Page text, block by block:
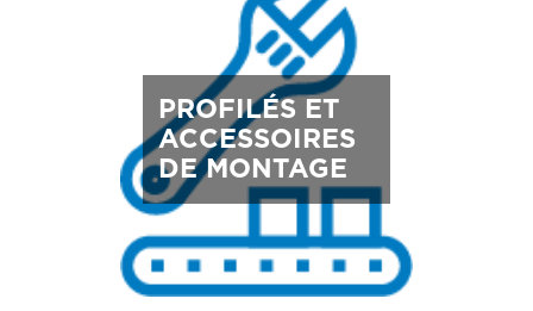
PROFILÉS ET
ACCESSOIRES
DE MONTAGE